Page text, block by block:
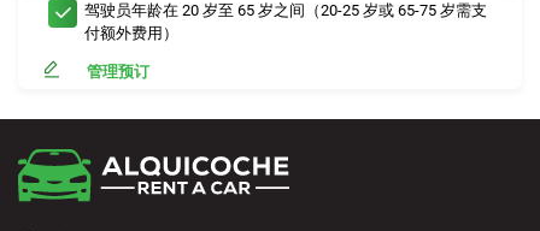
驾驶员年龄在 20 岁至 65 岁之间（20-25 岁或 65-75 岁需支
付额外费用）
管理预订